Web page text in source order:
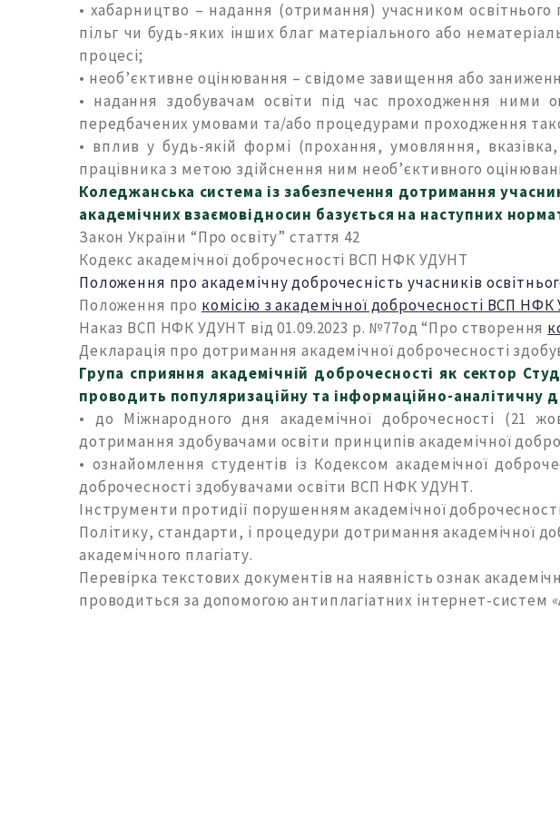
• хабарництво – надання (отримання) учасником
пільг чи будь-яких інших благ матеріального або
процесі;
• необ’єктивне оцінювання – свідоме завищення або
• надання здобувачам освіти під час проходження ними
передбачених умовами та/або процедурами проходження
• вплив у будь-якій формі (прохання, умовляння,
працівника з метою здійснення ним необ’єктивного
Коледжанська система із забезпечення дотримання
академічних взаємовідносин базується на наступних
Закон України “Про освіту” стаття 42
Кодекс академічної доброчесності ВСП НФК УДУНТ
Положення про академічну доброчесність учасників
Положення про комісію з академічної доброчесності ВСП
Наказ ВСП НФК УДУНТ від 01.09.2023 р. №77од “Про створення
Декларація про дотримання академічної доброчесності
Група сприяння академічній доброчесності як сектор
проводить популяризаційну та інформаційно-аналітичну
• до Міжнародного дня академічної доброчесності (21
дотримання здобувачами освіти принципів академічної
• ознайомлення студентів із Кодексом академічної
доброчесності здобувачами освіти ВСП НФК УДУНТ.
Інструменти протидії порушенням академічної
Політику, стандарти, і процедури дотримання академічної
академічного плагіату.
Перевірка текстових документів на наявність ознак
проводиться за допомогою антиплагіатних інтернет-систем